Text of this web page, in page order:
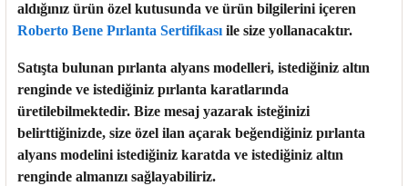
aldığınız ürün özel kutusunda ve ürün bilgilerini içeren
Roberto Bene Pırlanta Sertifikasıile size yollanacaktır.
Satışta bulunan pırlanta alyans modelleri, istediğiniz altın
renginde ve istediğiniz pırlanta karatlarında
üretilebilmektedir. Bize mesaj yazarak isteğinizi
belirttiğinizde, size özel ilan açarak beğendiğiniz pırlanta
alyans modelini istediğiniz karatda ve istediğiniz altın
renginde almanızı sağlayabiliriz.